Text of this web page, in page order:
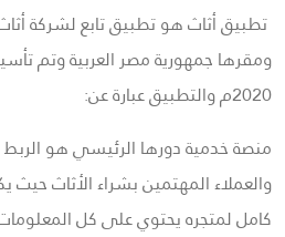
تطبيق أثاث هو تطبيق تابع لشركة
2020م والتطبيق عبارة عن:
منصة خدمية دورها الرئيسي هو الربط
والعملاء المهتمين بشراء الأثاث
كامل لمتجره يحتوي على كل